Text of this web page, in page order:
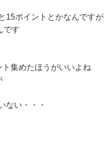
15ポイントとかなんですが
です
集めたほうがいいよね
ない・・・